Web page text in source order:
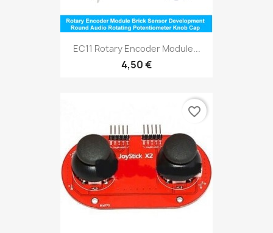
EC11 Rotary Encoder Module...
4,50 €
favorite_border